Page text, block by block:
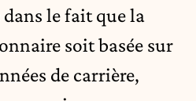
le fait que la
soit basée sur
de carrière,